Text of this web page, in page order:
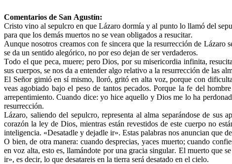
Comentarios de San Agustín:
Cristo vino al sepulcro en que Lázaro dormía y al punto lo llamó del
para que los demás muertos no se vean obligados a resucitar.
Aunque nosotros creamos con fe sincera que la resurrección de
se da un sentido alegórico, no por eso dejan de ser verdaderos.
Todo el que peca, muere; pero Dios, por su misericordia infinita,
sus cuerpos, se nos da a entender algo relativo a la resurrección de las
El Señor gimió en sí mismo, lloró, gritó en alta voz, porque con
veas agobiado bajo el peso de tantos pecados. Porque la fe del
arrepentimiento. Cuando dice: yo hice aquello y Dios me lo ha
resurrección.
Lázaro, saliendo del sepulcro, representa al alma separándose de sus
corazón la ley de Dios, mientras están revestidos de este cuerpo no
inteligencia. «Desatadle y dejadle ir». Estas palabras nos anuncian que
O bien, de otra manera: cuando desprecias, yaces muerto; cuando
en voz alta, esto es, llamándote por una gracia singular. El muerto que
ir», es decir, lo que desatareis en la tierra será desatado en el cielo.